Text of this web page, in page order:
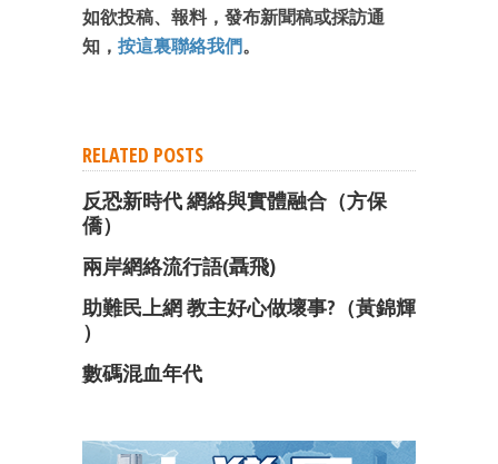
如欲投稿、報料，發布新聞稿或採訪通
知， 按這裏聯絡我們。
RELATED POSTS
反恐新時代 網絡與實體融合（方保
僑）
兩岸網絡流行語(聶飛)
助難民上網 教主好心做壞事?（黃錦輝
）
數碼混血年代